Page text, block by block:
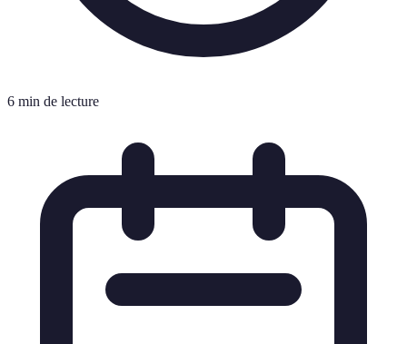
6 min de lecture